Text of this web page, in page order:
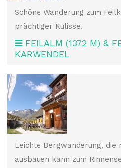
Schöne Wanderung zum
prächtiger Kulisse.
FEILALM (1372 M) &
KARWENDEL
Leichte Bergwanderung, die
ausbauen kann zum